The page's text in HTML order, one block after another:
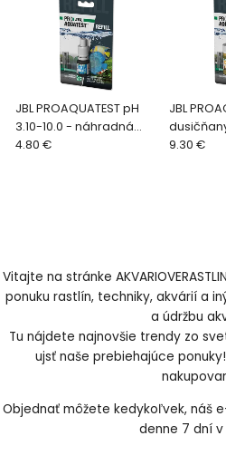
JBL PROAQUATEST pH
3.10-10.0 - náhradná
náplň
4.80 €
JBL
náplň
9.30 €
Vitajte na stránke
ponuku rastlín, techniky, akvárií a
a údržbu
Tu nájdete najnovšie trendy zo
ujsť naše prebiehajúce
Objednať môžete kedykoľvek, náš
denne 7 dní v